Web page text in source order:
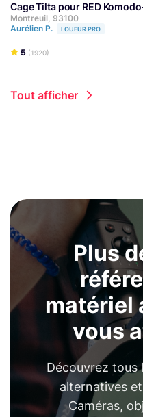
Cage Tilta pour RED
Montreuil, 93100
Aurélien P.
LOUEUR PRO
5 (1920)
Tout afficher
Plus
matériel
vous
Découvrez tous
alternatives
Caméras,